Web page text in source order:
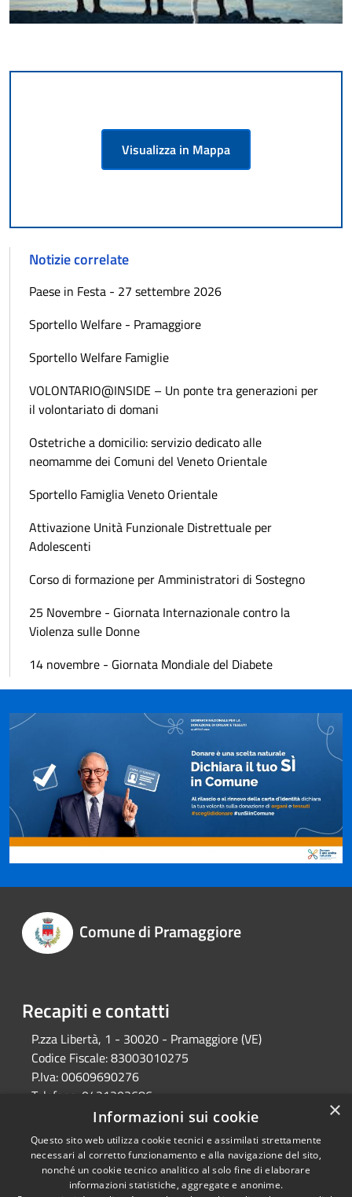
Visualizza in Mappa
Notizie correlate
Paese in Festa - 27 settembre 2026
Sportello Welfare - Pramaggiore
Sportello Welfare Famiglie
VOLONTARIO@INSIDE – Un ponte tra generazioni per
il volontariato di domani
Ostetriche a domicilio: servizio dedicato alle
neomamme dei Comuni del Veneto Orientale
Sportello Famiglia Veneto Orientale
Attivazione Unità Funzionale Distrettuale per
Adolescenti
Corso di formazione per Amministratori di Sostegno
25 Novembre - Giornata Internazionale contro la
Violenza sulle Donne
14 novembre - Giornata Mondiale del Diabete
Comune di Pramaggiore
Recapiti e contatti
P.zza Libertà, 1 - 30020 - Pramaggiore (VE)
Codice Fiscale:83003010275
P.Iva:00609690276
Telefono: 0421203686
protocollo@comune.pramaggiore.ve.it
Pec:
protocollo.comune.pramaggiore.ve@pecveneto.it
Copyright © 2026 • Comune di
×
Informazioni sui cookie
Questo sito web utilizza cookie tecnici e assimilati strettamente
necessari al corretto funzionamento e alla navigazione del sito,
nonché un cookie tecnico analitico al solo fine di elaborare
informazioni statistiche, aggregate e anonime.